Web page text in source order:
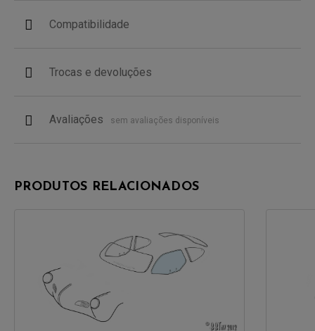
Compatibilidade
Trocas e devoluções
Avaliações sem avaliações disponíveis
PRODUTOS RELACIONADOS